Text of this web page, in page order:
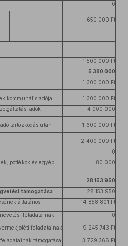
0
650 000 Ft
1 500 000 Ft
5 380 000
1 300 000 Ft
kommunális adója
1 300 000 Ft
adók 4 000 000
tartózkodás után 1 600 000 Ft
2 400 000 Ft
0
pótlékok és egyéb
80 000
28 153 950
támogatása
28 153 950
általános
14 858 801 Ft
feladatainak
0
feladatainak
9 245 743 Ft
támogatása
3 729 366 Ft